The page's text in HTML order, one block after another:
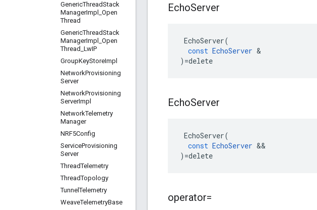
GenericThreadStack
ManagerImpl
Open
Thread
GenericThreadStack
ManagerImpl
Open
Thread LwIP
GroupKeyStoreImpl
NetworkProvisioning
Server
NetworkProvisioning
ServerImpl
NetworkTelemetry
Manager
NRF5Config
ServiceProvisioning
Server
ThreadTelemetry
ThreadTopology
TunnelTelemetry
WeaveTelemetryBase
EchoServer
EchoServer(
const EchoServer &
) =delete
EchoServer
EchoServer(
const EchoServer &&
) =delete
operator=